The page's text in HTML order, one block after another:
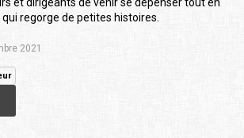
et dirigeants de venir se dépenser tout en
regorge de petites histoires.
2021